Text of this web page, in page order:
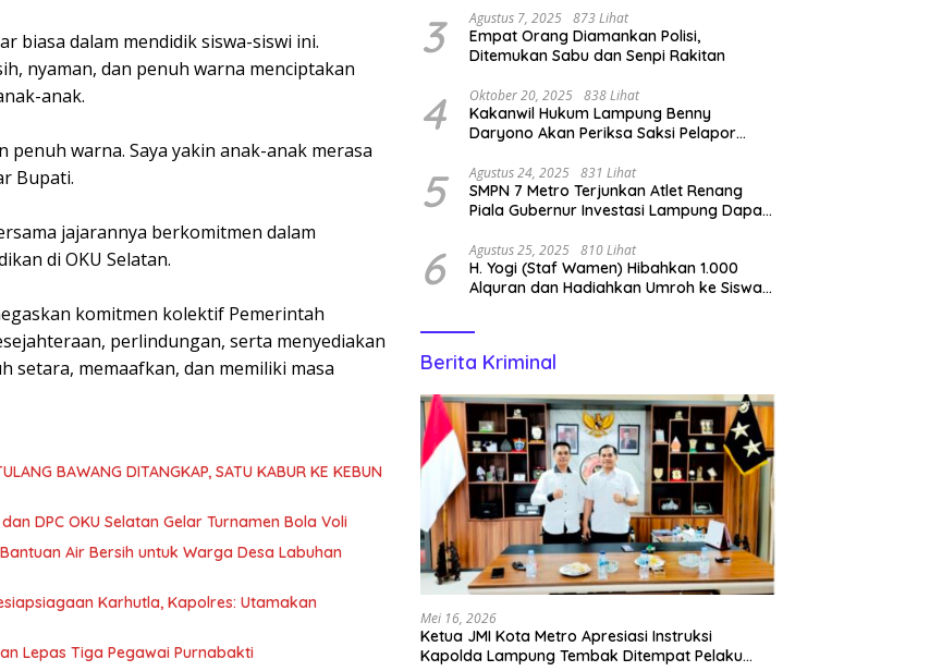
biasa dalam mendidik siswa-siswi ini.
nyaman, dan penuh warna menciptakan
anak.
warna. Saya yakin anak-anak merasa
Bupati.
jajarannya berkomitmen dalam
di OKU Selatan.
komitmen kolektif Pemerintah
perlindungan, serta menyediakan
setara, memaafkan, dan memiliki masa
BAWANG DITANGKAP, SATU KABUR KE KEBUN
DPC OKU Selatan Gelar Turnamen Bola Voli
Air Bersih untuk Warga Desa Labuhan
Karhutla, Kapolres: Utamakan
Lepas Tiga Pegawai Purnabakti
3 Agustus 7, 2025 873 Lihat
Empat Orang Diamankan Polisi,
Ditemukan Sabu dan Senpi Rakitan
4 Oktober 20, 2025 838 Lihat
Kakanwil Hukum Lampung Benny
Daryono Akan Periksa Saksi Pelapor
Cemburu Asal Aceh.
5 Agustus 24, 2025 831 Lihat
SMPN 7 Metro Terjunkan Atlet Renang
Piala Gubernur Investasi Lampung Dapat
6 Agustus 25, 2025 810 Lihat
H. Yogi (Staf Wamen) Hibahkan 1.000
Alquran dan Hadiahkan Umroh ke Siswa
Berita Kriminal
Mei 16, 2026
Ketua JMI Kota Metro Apresiasi Instruksi
Kapolda Lampung Tembak Ditempat Pelaku